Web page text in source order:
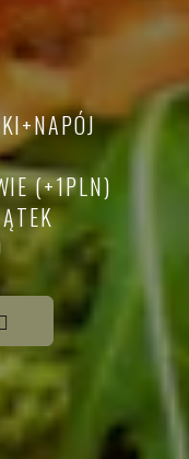
(+1PLN)